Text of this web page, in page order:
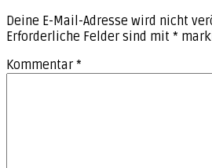
Deine E-Mail-Adresse wird nicht
Erforderliche Felder sind mit *
Kommentar *